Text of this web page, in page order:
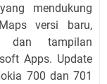
mendukung
versi baru,
dan tampilan
Apps. Update
700 dan 701